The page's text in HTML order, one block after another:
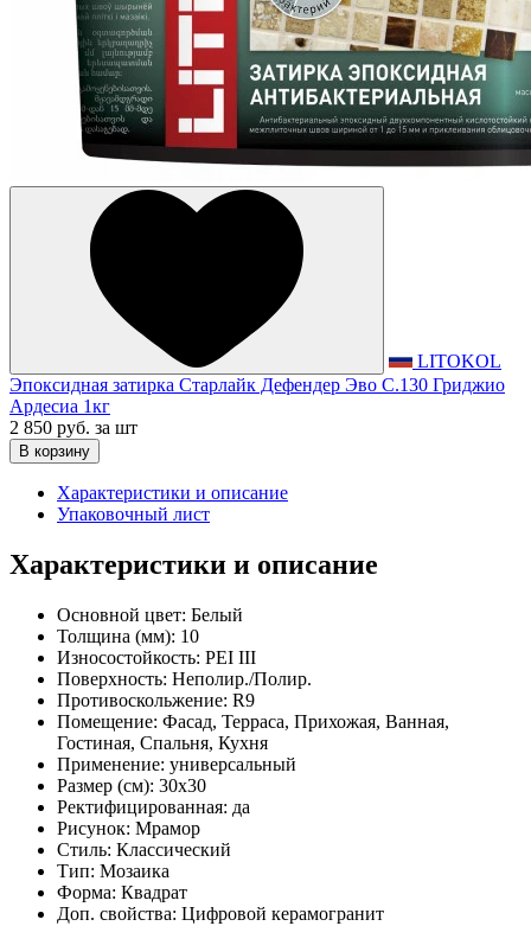
LITOKOL
Эпоксидная затирка Старлайк Дефендер Эво С.130 Гриджио
Ардесиа 1кг
2 850 руб. за шт
В корзину
Характеристики и описание
Упаковочный лист
Характеристики и описание
Основной цвет: Белый
Толщина (мм): 10
Износостойкость: PEI III
Поверхность: Неполир./Полир.
Противоскольжение: R9
Помещение: Фасад, Терраса, Прихожая, Ванная,
Гостиная, Спальня, Кухня
Применение: универсальный
Размер (см): 30x30
Ректифицированная: да
Рисунок: Мрамор
Стиль: Классический
Тип: Мозаика
Форма: Квадрат
Доп. свойства: Цифровой керамогранит